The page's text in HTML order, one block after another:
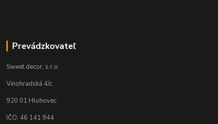
Prevádzkovateľ
Sweet decor, s.r.o
Vinohradská 4/c
920 01 Hlohovec
IČO: 46 141 944